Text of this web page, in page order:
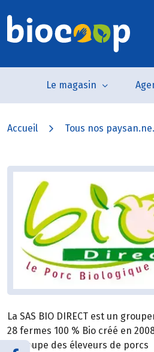
Le magasin
Accueil Tous nos
La SAS BIO DIRECT est un
28 fermes 100 % Bio créé en
regroupe des éleveurs de porcs